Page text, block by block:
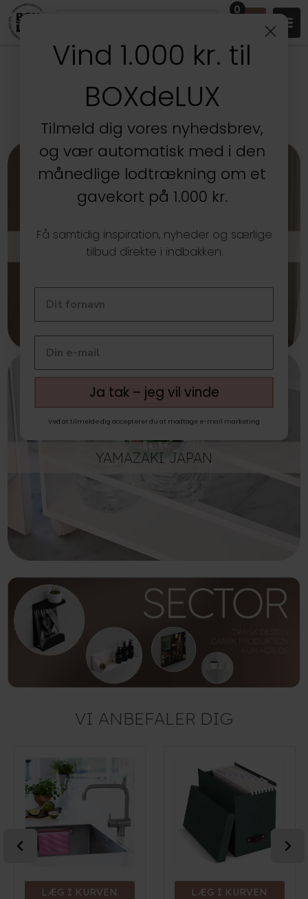
0
OPBEVARING, ORGANISERING &
DESIGN SIDEN 2005
LAKE EGETRÆ
YAMAZAKI JAPAN
VI ANBEFALER DIG
LÆG I KURVEN LÆG I KURVEN
Vind 1.000 kr. til
BOXdeLUX
Tilmeld dig vores nyhedsbrev,
og vær automatisk med i den
månedlige lodtrækning om et
gavekort på 1.000 kr.
Få samtidig inspiration, nyheder og særlige
tilbud direkte i indbakken.
Ja tak – jeg vil vinde
Ved at tilmelde dig accepterer du at modtage e-mail marketing